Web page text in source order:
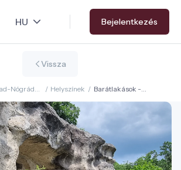
Bejelentkezés
Vissza
Nógrád
/ Helyszínek / Barátlakások -
remetebarlang